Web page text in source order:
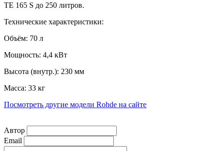
TE 165 S до 250 литров.
Технические характеристики:
Объём: 70 л
Мощность: 4,4 кВт
Высота (внутр.): 230 мм
Масса: 33 кг
Посмотреть другие модели Rohde на сайте
Автор
Email